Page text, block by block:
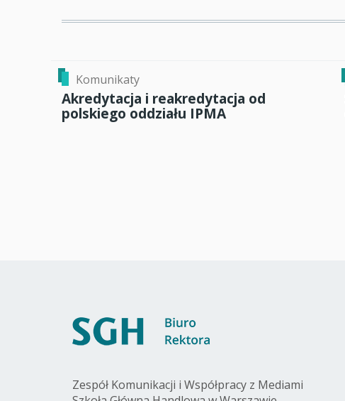
Komunikaty
Akredytacja i reakredytacja od
polskiego oddziału IPMA
Zespół Komunikacji i Współpracy z Mediami